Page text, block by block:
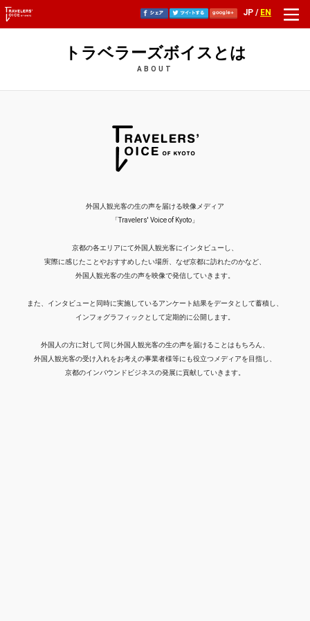
JP / EN
トラベラーズボイスとは
ABOUT
外国人観光客の生の声を届ける映像メディア
「Travelers' Voice of Kyoto」
京都の各エリアにて外国人観光客にインタビューし、
実際に感じたことやおすすめしたい場所、なぜ京都に訪れたのかなど、
外国人観光客の生の声を映像で発信していきます。
また、インタビューと同時に実施しているアンケート結果をデータとして蓄積し、
インフォグラフィックとして定期的に公開します。
外国人の方に対して同じ外国人観光客の生の声を届けることはもちろん、
外国人観光客の受け入れをお考えの事業者様等にも役立つメディアを目指し、
京都のインバウンドビジネスの発展に貢献していきます。